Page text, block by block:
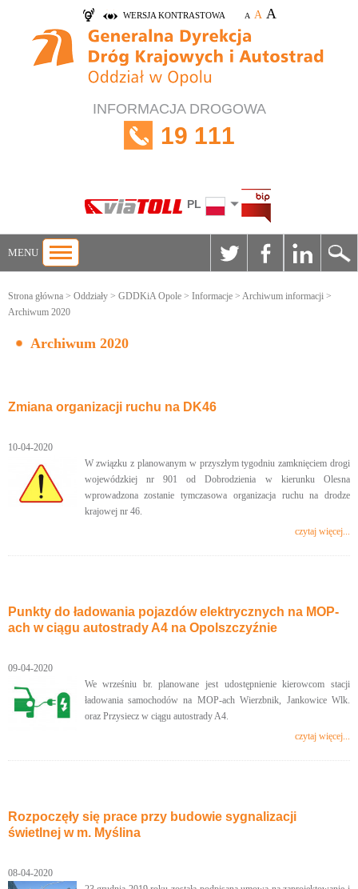
WERSJA KONTRASTOWA A A A
INFORMACJA DROGOWA
19 111
PL
MENU
Strona główna > Oddziały > GDDKiA Opole > Informacje > Archiwum informacji >
Archiwum 2020
Archiwum 2020
Zmiana organizacji ruchu na DK46
10-04-2020
W związku z planowanym w przyszłym tygodniu zamknięciem drogi
wojewódzkiej nr 901 od Dobrodzienia w kierunku Olesna
wprowadzona zostanie tymczasowa organizacja ruchu na drodze
krajowej nr 46.
czytaj więcej...
Punkty do ładowania pojazdów elektrycznych na MOP-
ach w ciągu autostrady A4 na Opolszczyźnie
09-04-2020
We wrześniu br. planowane jest udostępnienie kierowcom stacji
ładowania samochodów na MOP-ach Wierzbnik, Jankowice Wlk.
oraz Przysiecz w ciągu autostrady A4.
czytaj więcej...
Rozpoczęły się prace przy budowie sygnalizacji
świetlnej w m. Myślina
08-04-2020